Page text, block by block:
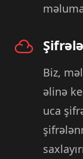
Biz,
əlinə
uca